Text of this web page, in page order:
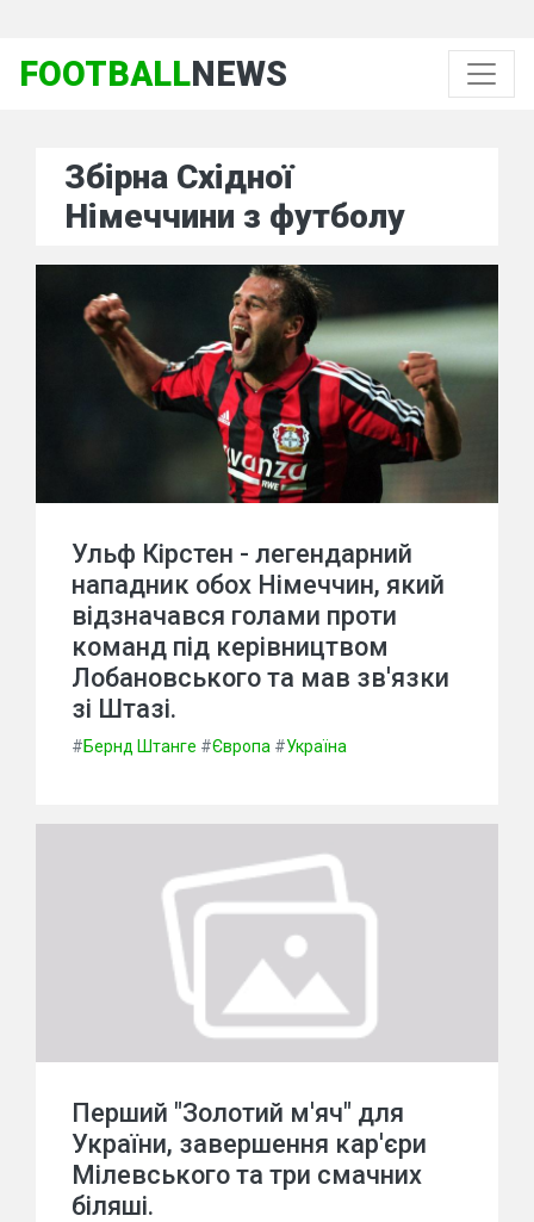
FOOTBALLNEWS
Збірна Східної
Німеччини з футболу
Ульф Кірстен - легендарний
нападник обох Німеччин, який
відзначався голами проти
команд під керівництвом
Лобановського та мав зв'язки
зі Штазі.
#Бернд Штанге #Європа #Україна
Перший "Золотий м'яч" для
України, завершення кар'єри
Мілевського та три смачних
біляші.